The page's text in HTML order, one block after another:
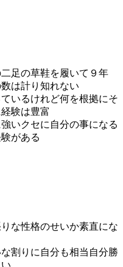
足の草鞋を履いて９年
は計り知れない
いるけれど何を根拠にそ
験は豊富
いクセに自分の事になる
がある
な性格のせいか素直にな
割りに自分も相当自分勝